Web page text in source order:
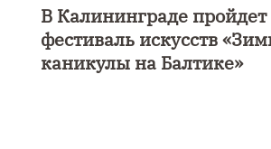
В Калининграде пройдет
фестиваль искусств
каникулы на Балтике»